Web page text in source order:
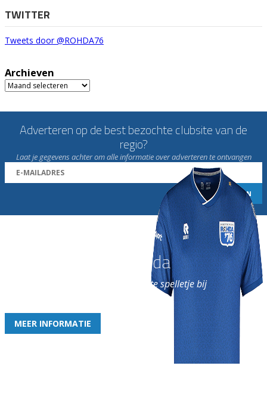
TWITTER
Tweets door @ROHDA76
Archieven
Archieven
Adverteren op de best bezochte clubsite van de
regio?
Laat je gegevens achter om alle informatie over adverteren te ontvangen
Word nu lid van Rohda
en geniet iedere week van het leukste spelletje bij
MEER INFORMATIE